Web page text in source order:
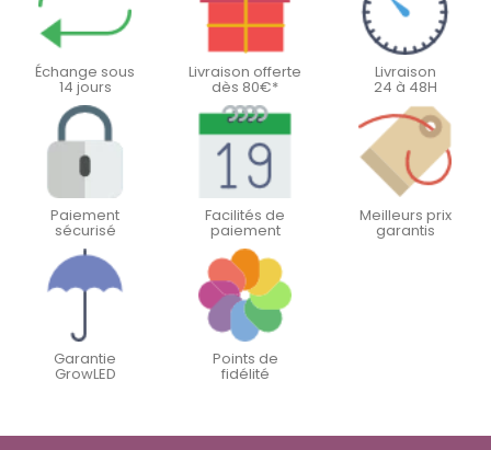
Échange sous
14 jours
Livraison offerte
dès 80€*
Livraison
24 à 48H
Paiement
sécurisé
Facilités de
paiement
Meilleurs prix
garantis
Garantie
GrowLED
Points de
fidélité